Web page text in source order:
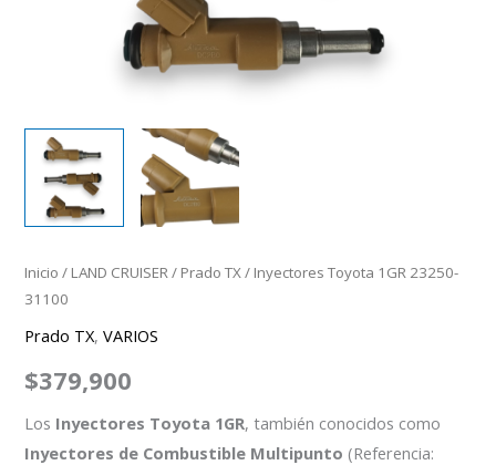
Inicio / LAND CRUISER/ Prado TX/ Inyectores Toyota 1GR 23250-
31100
Prado TX,VARIOS
$379,900
Los Inyectores Toyota 1GR, también conocidos como
Inyectores de Combustible Multipunto (Referencia: